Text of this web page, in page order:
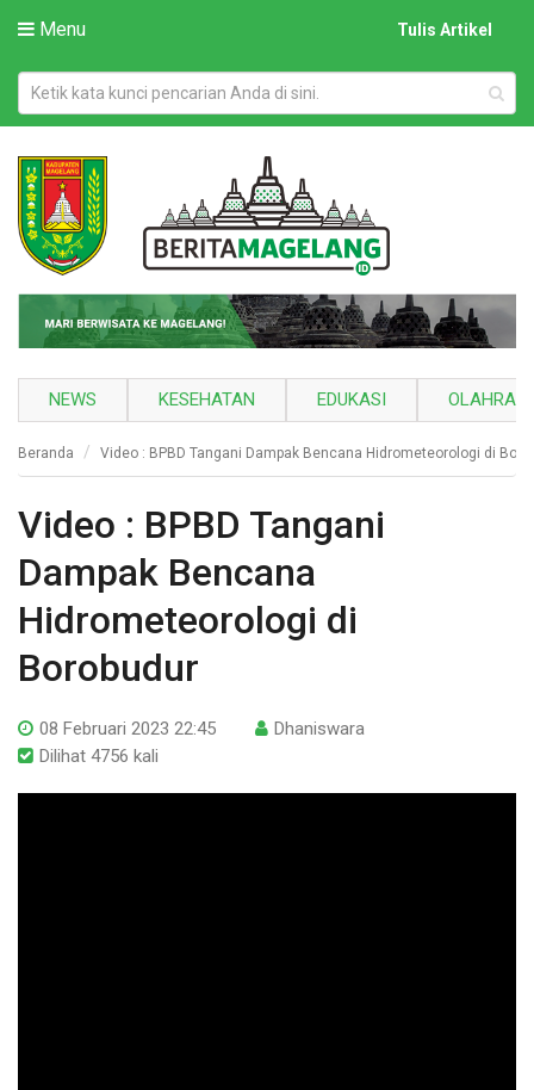
Menu Tulis Artikel
NEWS KESEHATAN EDUKASI
Beranda Video : BPBD Tangani Dampak Bencana Hidrometeorologi di
Video : BPBD Tangani
Dampak Bencana
Hidrometeorologi di
Borobudur
08 Februari 2023 22:45
Dhaniswara
Dilihat 4756 kali